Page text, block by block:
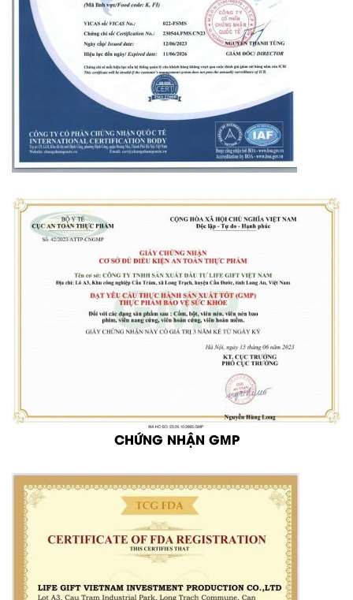
CHỨNG NHẬN GMP